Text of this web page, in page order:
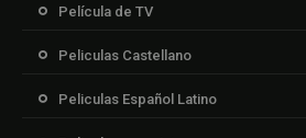
Película de TV
Peliculas Castellano
Peliculas Español Latino